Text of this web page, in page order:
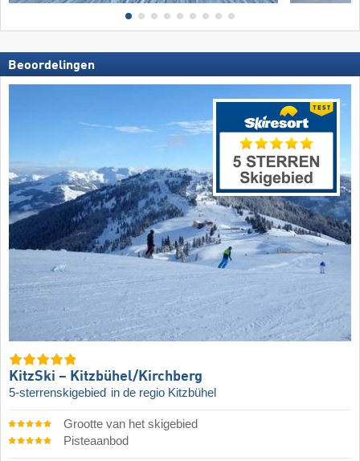
Beoordelingen
KitzSki – Kitzbühel/​Kirchberg
5-sterrenskigebied in de regio Kitzbühel
Grootte van het skigebied
Pisteaanbod